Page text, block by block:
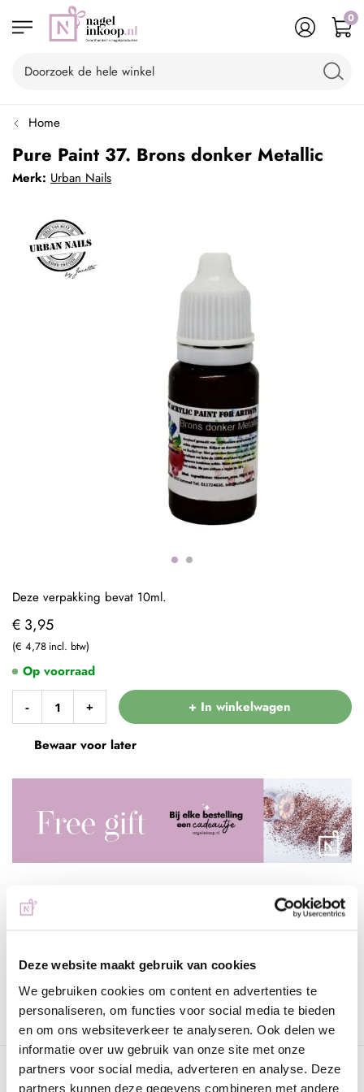
Deze website maakt gebruik van cookies
We gebruiken cookies om content en advertenties te
personaliseren, om functies voor social media te bieden
en om ons websiteverkeer te analyseren. Ook delen we
informatie over uw gebruik van onze site met onze
partners voor social media, adverteren en analyse. Deze
partners kunnen deze gegevens combineren met andere
0
Home
Pure Paint 37. Brons donker Metallic
Merk: Urban Nails
€ 3,95
€ 4,78
- + + In winkelwagen
Bewaar voor later
Gratis verzending vanaf € 75 excl. btw
Advies nodig? WhatsApp met onze specialisten
Op voorraad
Deze verpakking bevat 10ml.
Omschrijving